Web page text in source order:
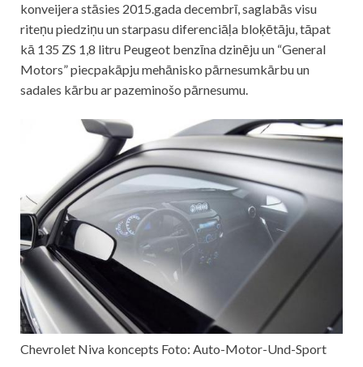
konveijera stāsies 2015.gada decembrī, saglabās visu
riteņu piedziņu un starpasu diferenciāļa bloķētāju, tāpat
kā 135 ZS 1,8 litru Peugeot benzīna dzinēju un “General
Motors” piecpakāpju mehānisko pārnesumkārbu un
sadales kārbu ar pazeminošo pārnesumu.
Chevrolet Niva koncepts Foto: Auto-Motor-Und-Sport